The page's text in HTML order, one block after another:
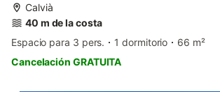
Calvià
40 m de la costa
Espacio para 3 pers.
1 dormitorio
66 m²
Cancelación GRATUITA